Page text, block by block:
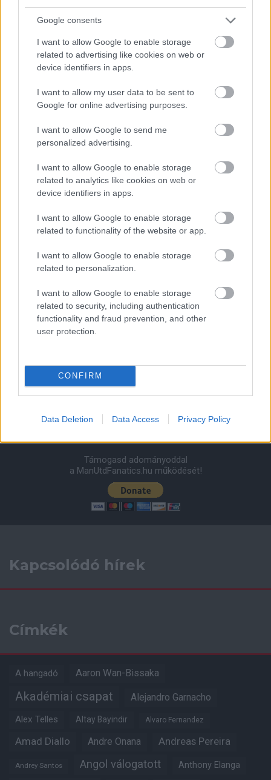
Google consents
I want to allow Google to enable storage
related to advertising like cookies on web or
device identifiers in apps.
I want to allow my user data to be sent to
Google for online advertising purposes.
I want to allow Google to send me
personalized advertising.
I want to allow Google to enable storage
related to analytics like cookies on web or
device identifiers in apps.
I want to allow Google to enable storage
related to functionality of the website or app.
I want to allow Google to enable storage
related to personalization.
I want to allow Google to enable storage
related to security, including authentication
functionality and fraud prevention, and other
user protection.
CONFIRM
Data Deletion Data Access Privacy Policy
Meccs Center
Paris Saint-Germain
Manchester United
Nya Ullevi, Göteborg
2026-08-08 17:00
1 nap 7 óra 45 perc 15 másodperc
Leeds UnitedvsManchester United2026-08-12 20:30
ELŐZŐ MÉRKŐZÉSEK
Támogatás
Támogasd adományoddal
a ManUtdFanatics.hu működését!
Kapcsolódó hírek
Címkék
A hangadó Aaron Wan-Bissaka
Akadémiai csapat Alejandro Garnacho
Alex Telles Altay Bayindir Alvaro Fernandez
Amad Diallo Andre Onana Andreas Pereira
Andrey Santos Angol válogatott Anthony Elanga